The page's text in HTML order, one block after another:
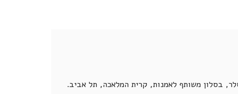
בסלון משותף לאמנות, קרית המלאכה, תל אביב.